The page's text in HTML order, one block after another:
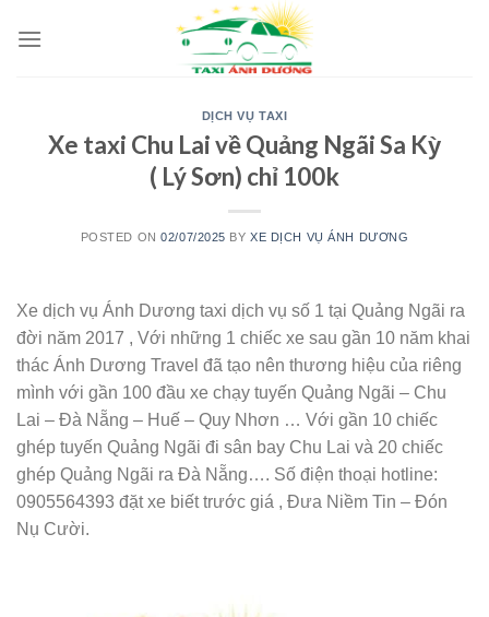
DỊCH VỤ TAXI
Xe taxi Chu Lai về Quảng Ngãi Sa Kỳ
( Lý Sơn) chỉ 100k
POSTED ON02/07/2025 BYXE DỊCH VỤ ÁNH DƯƠNG
Xe dịch vụ Ánh Dương taxi dịch vụ số 1 tại Quảng Ngãi ra
đời năm 2017 , Với những 1 chiếc xe sau gần 10 năm khai
thác Ánh Dương Travel đã tạo nên thương hiệu của riêng
mình với gần 100 đầu xe chạy tuyến Quảng Ngãi – Chu
Lai – Đà Nẵng – Huế – Quy Nhơn … Với gần 10 chiếc
ghép tuyến Quảng Ngãi đi sân bay Chu Lai và 20 chiếc
ghép Quảng Ngãi ra Đà Nẵng…. Số điện thoại hotline:
0905564393 đặt xe biết trước giá , Đưa Niềm Tin – Đón
Nụ Cười.